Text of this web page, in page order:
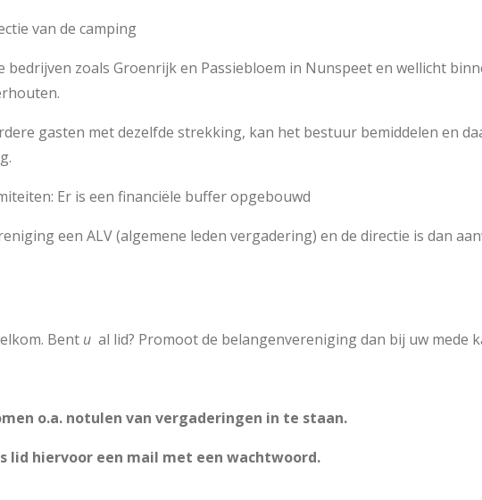
van de camping
bedrijven zoals Groenrijk en Passiebloem in Nunspeet en wellicht
gasten met dezelfde strekking, kan het bestuur bemiddelen en
Er is een financiële buffer opgebouwd
een ALV (algemene leden vergadering) en de directie is dan
Bent u al lid? Promoot de belangenvereniging dan bij uw mede
o.a. notulen van vergaderingen in te staan.
lid hiervoor een mail met een wachtwoord.